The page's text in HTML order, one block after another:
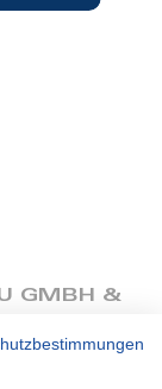
GMBH &